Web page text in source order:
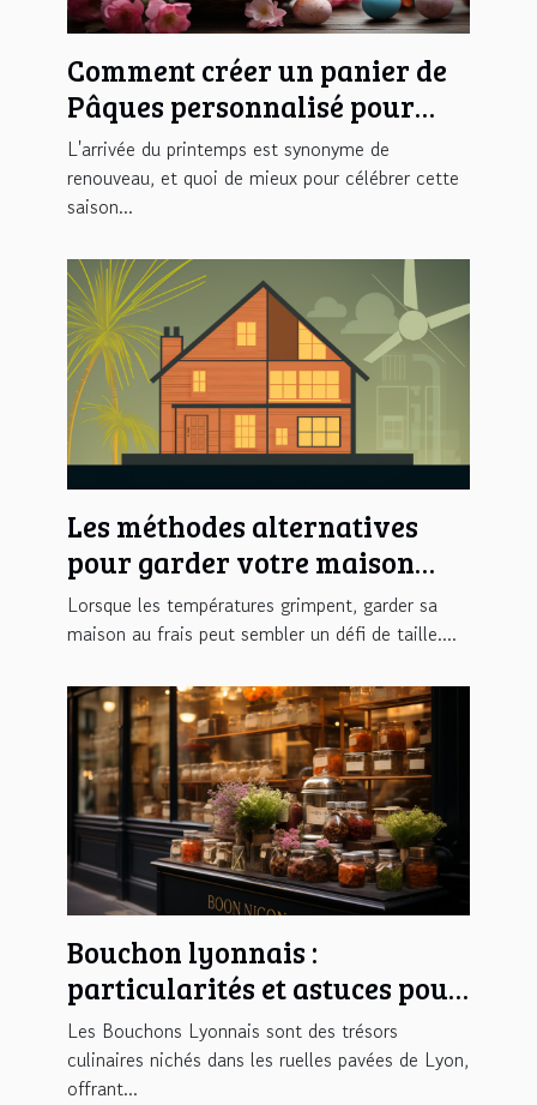
Comment créer un panier de
Pâques personnalisé pour
une chasse aux œufs
inoubliable
L'arrivée du printemps est synonyme de
renouveau, et quoi de mieux pour célébrer cette
saison...
Les méthodes alternatives
pour garder votre maison
fraîche
Lorsque les températures grimpent, garder sa
maison au frais peut sembler un défi de taille....
Bouchon lyonnais :
particularités et astuces pour
bien en profiter
Les Bouchons Lyonnais sont des trésors
culinaires nichés dans les ruelles pavées de Lyon,
offrant...